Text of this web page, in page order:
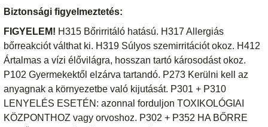
Biztonsági figyelmeztetés:
FIGYELEM! H315 Bőrirritáló hatású. H317 Allergiás
bőrreakciót válthat ki. H319 Súlyos szemirritációt okoz. H412
Ártalmas a vízi élővilágra, hosszan tartó károsodást okoz.
P102 Gyermekektől elzárva tartandó. P273 Kerülni kell az
anyagnak a környezetbe való kijutását. P301 + P310
LENYELÉS ESETÉN: azonnal forduljon TOXIKOLÓGIAI
KÖZPONTHOZ vagy orvoshoz. P302 + P352 HA BŐRRE